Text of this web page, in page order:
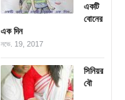
একটি
বোনের
এক দিন
নভে. 19, 2017
সিনিয়র
বৌ